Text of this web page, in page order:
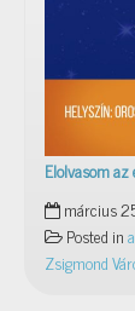
Elolvasom
Inog
vagy
a
március
Posted in
Zsigmond